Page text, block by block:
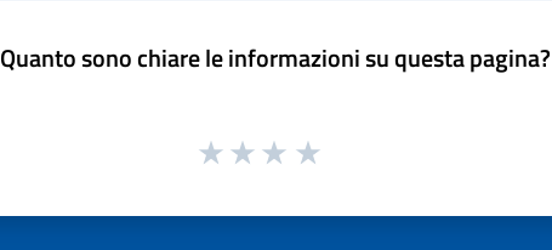
Quanto sono chiare le informazioni su questa pagina?